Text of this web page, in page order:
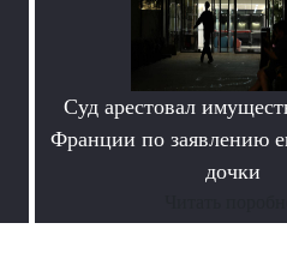
Суд арестовал
Франции по заявлению
дочки